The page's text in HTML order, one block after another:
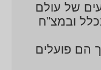
של עולם
ובמצ"ח
הם פועלים